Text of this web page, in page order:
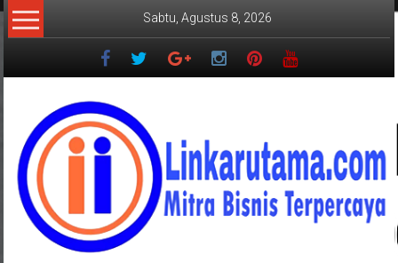
Lompat
ke
Sabtu, Agustus 8, 2026